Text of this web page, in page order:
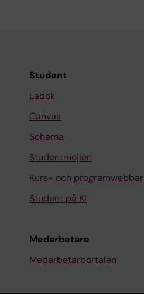
Student
Ladok
Canvas
Schema
Studentmejlen
Kurs- och programwebbar
Student på KI
Medarbetare
Medarbetarportalen